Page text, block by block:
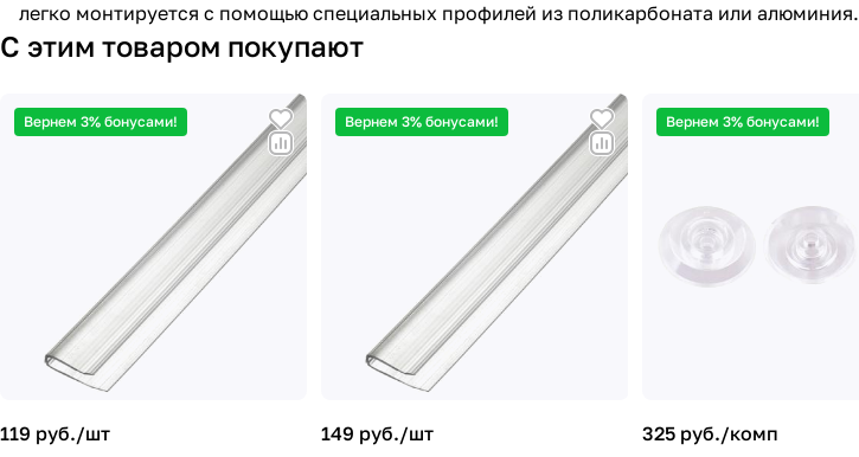
легко монтируется с помощью специальных профилей из поликарбоната или алюминия.
С этим товаром покупают
Вернем 3% бонусами!
119 руб./шт
Вернем 3% бонусами!
149 руб./шт
Вернем 3% бонусами!
325 руб./комп